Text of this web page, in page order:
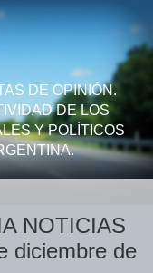
DE OPINIÓN.
DE LOS
Y POLÍTICOS
NOTICIAS
diciembre de